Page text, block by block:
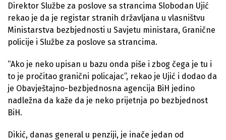
Direktor Službe za poslove sa strancima Slobodan Ujić
rekao je da je registar stranih državljana u vlasništvu
Ministarstva bezbjednosti u Savjetu ministara, Granične
policije i Službe za poslove sa strancima.
“Ako je neko upisan u bazu onda piše i zbog čega je tu i
to je pročitao granični policajac”, rekao je Ujić i dodao da
je Obavještajno-bezbjednosna agencija BiH jedino
nadležna da kaže da je neko prijetnja po bezbjednost
BiH.
Dikić, danas general u penziji, je inače jedan od